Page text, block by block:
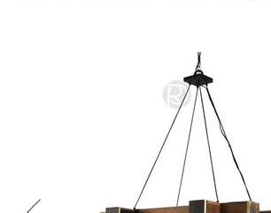
Потолочные светильники
Бра и настенные светильники
Комплектующие